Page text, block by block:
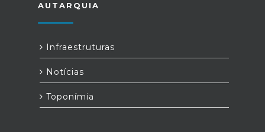
AUTARQUIA
Infraestruturas
Notícias
Toponímia